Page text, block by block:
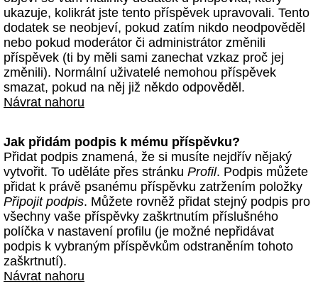
ukazuje, kolikrát jste tento příspěvek upravovali. Tento
dodatek se neobjeví, pokud zatím nikdo neodpověděl
nebo pokud moderátor či administrátor změnili
příspěvek (ti by měli sami zanechat vzkaz proč jej
změnili). Normální uživatelé nemohou příspěvek
smazat, pokud na něj již někdo odpověděl.
Návrat nahoru
Jak přidám podpis k mému příspěvku?
Přidat podpis znamená, že si musíte nejdřív nějaký
vytvořit. To uděláte přes stránku Profil. Podpis můžete
přidat k právě psanému příspěvku zatržením položky
Připojit podpis. Můžete rovněž přidat stejný podpis pro
všechny vaše příspěvky zaškrtnutím příslušného
políčka v nastavení profilu (je možné nepřidávat
podpis k vybraným příspěvkům odstraněním tohoto
zaškrtnutí).
Návrat nahoru